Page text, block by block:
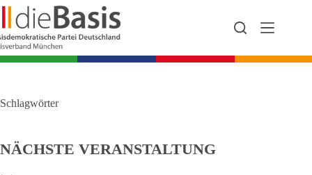
Zum
Inhalt
springen
Schlagwörter
NÄCHSTE VERANSTALTUNG